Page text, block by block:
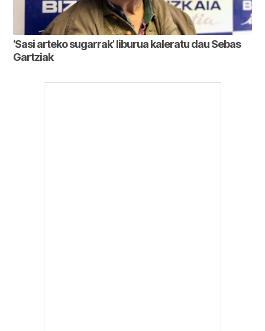
‘Sasi arteko sugarrak’ liburua kaleratu dau Sebas
Gartziak